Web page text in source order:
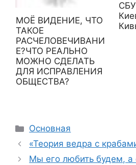
МОЁ ВИДЕНИЕ, ЧТО
ТАКОЕ
РАСЧЕЛОВЕЧИВАНИ
Е?ЧТО РЕАЛЬНО
МОЖНО СДЕЛАТЬ
ДЛЯ ИСПРАВЛЕНИЯ
ОБЩЕСТВА?
Рубрики
Основная
«Теория ведра с
Мы его любить будем, а